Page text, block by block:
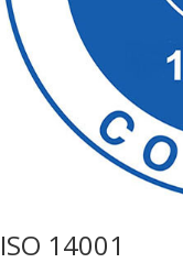
ISO 14001